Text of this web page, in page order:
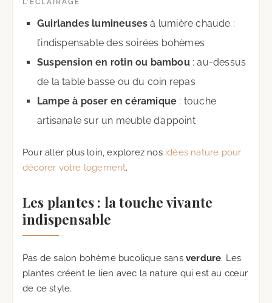
L’ÉCLAIRAGE
Guirlandes lumineuses à lumière chaude :
l’indispensable des soirées bohèmes
Suspension en rotin ou bambou: au-dessus
de la table basse ou du coin repas
Lampe à poser en céramique : touche
artisanale sur un meuble d’appoint
Pour aller plus loin, explorez nos idées nature pour
décorer votre logement.
Les plantes : la touche vivante
indispensable
Pas de salon bohème bucolique sans verdure. Les
plantes créent le lien avec la nature qui est au cœur
de ce style.